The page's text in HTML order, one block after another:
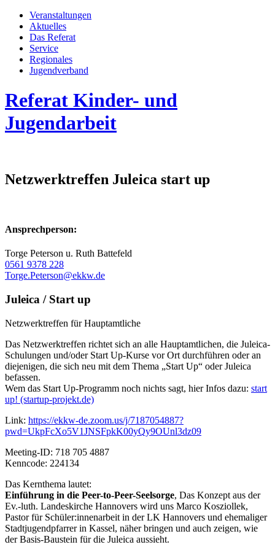
Veran­staltungen
Aktuelles
Das Referat
Service
Regionales
Jugend­­ver­band
Referat Kinder- und
Jugendarbeit
Netzwerktreffen Juleica start up
Ansprechperson:
Torge Peterson u. Ruth Battefeld
0561 9378 228
Torge.Peterson@ekkw.de
Juleica / Start up
Netzwerktreffen für Hauptamtliche
Das Netzwerktreffen richtet sich an alle Hauptamtlichen, die Juleica-
Schulungen und/oder Start Up-Kurse vor Ort durchführen oder an
diejenigen, die sich neu mit dem Thema „Start Up“ oder Juleica
befassen.
Wem das Start Up-Programm noch nichts sagt, hier Infos dazu: start
up! (startup-projekt.de)
Link: https://ekkw-de.zoom.us/j/7187054887?
pwd=UkpFcXo5V1JNSFpkK00yQy9OUnl3dz09
Meeting-ID: 718 705 4887
Kenncode: 224134
Das Kernthema lautet:
Einführung in die Peer-to-Peer-Seelsorge, Das Konzept aus der
Ev.-luth. Landeskirche Hannovers wird uns Marco Kosziollek,
Pastor für Schüler:innenarbeit in der LK Hannovers und ehemaliger
Stadtjugendpfarrer in Kassel, näher bringen und auch zeigen, wie
der Basis-Baustein für die Juleica aussieht.